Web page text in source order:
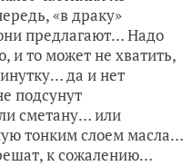
«в драку»
предлагают… Надо
и то может не хватить,
да и нет
подсунут
сметану… или
тонким слоем масла…
к сожалению…